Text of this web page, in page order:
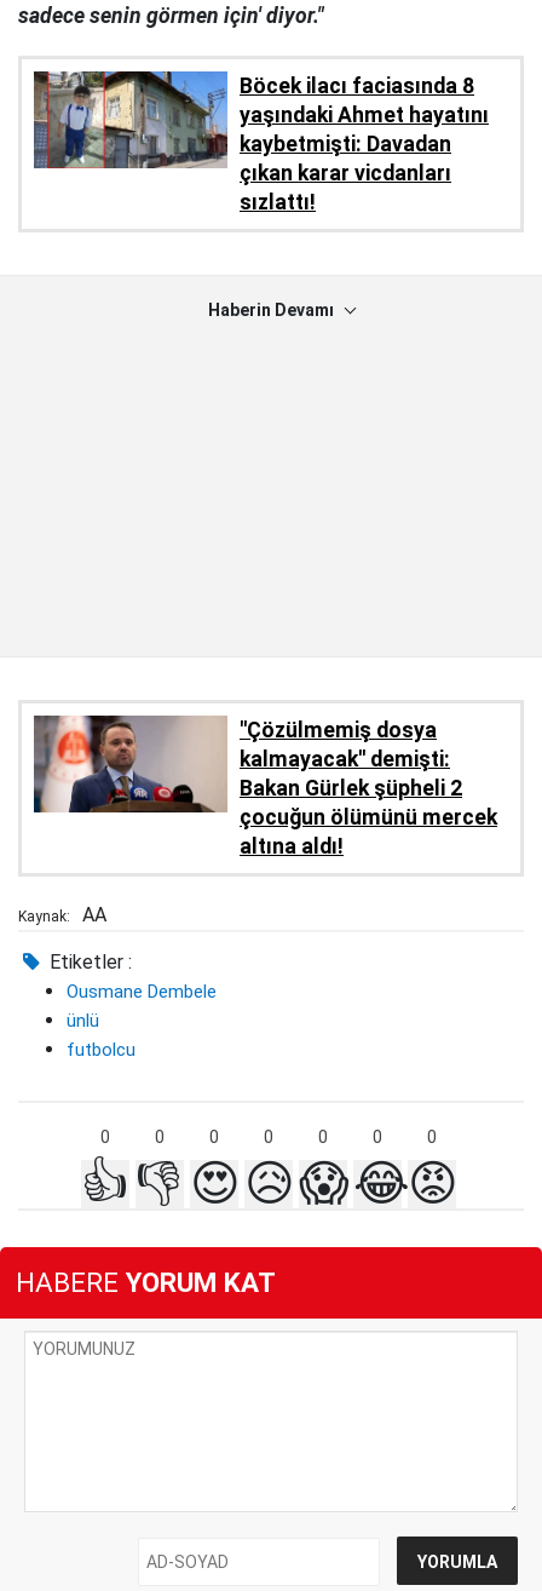
sadece senin görmen için' diyor."
Böcek ilacı faciasında 8
yaşındaki Ahmet hayatını
kaybetmişti: Davadan
çıkan karar vicdanları
sızlattı!
Haberin Devamı
''Çözülmemiş dosya
kalmayacak'' demişti:
Bakan Gürlek şüpheli 2
çocuğun ölümünü mercek
altına aldı!
Kaynak: AA
Etiketler :
Ousmane Dembele
ünlü
futbolcu
0 0 0 0 0 0 0
👍 👎 😍😥😱😂😡
HABERE YORUM KAT